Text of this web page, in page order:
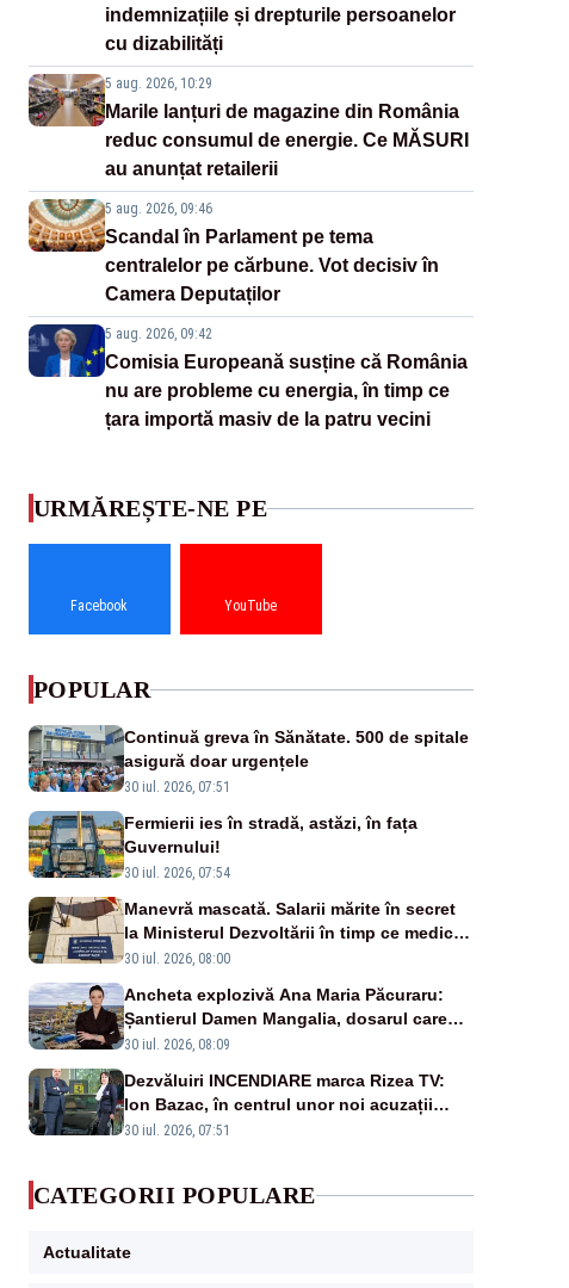
indemnizațiile și drepturile persoanelor
cu dizabilități
5 aug. 2026, 10:29
Marile lanțuri de magazine din România
reduc consumul de energie. Ce MĂSURI
au anunțat retailerii
5 aug. 2026, 09:46
Scandal în Parlament pe tema
centralelor pe cărbune. Vot decisiv în
Camera Deputaților
5 aug. 2026, 09:42
Comisia Europeană susține că România
nu are probleme cu energia, în timp ce
țara importă masiv de la patru vecini
URMĂREȘTE-NE PE
Facebook YouTube
POPULAR
Continuă greva în Sănătate. 500 de spitale
asigură doar urgențele
30 iul. 2026, 07:51
Fermierii ies în stradă, astăzi, în fața
Guvernului!
30 iul. 2026, 07:54
Manevră mascată. Salarii mărite în secret
la Ministerul Dezvoltării în timp ce medicii
ies în stradă
30 iul. 2026, 08:00
Ancheta explozivă Ana Maria Păcuraru:
Șantierul Damen Mangalia, dosarul care
scufundă apărarea României
30 iul. 2026, 08:09
Dezvăluiri INCENDIARE marca Rizea TV:
Ion Bazac, în centrul unor noi acuzații
publice
30 iul. 2026, 07:51
CATEGORII POPULARE
Actualitate